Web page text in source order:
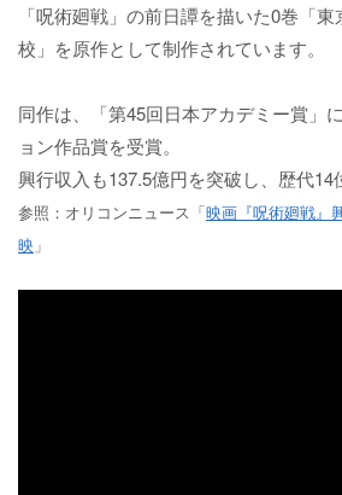
「呪術廻戦」の前日譚を描いた0巻「
校」を原作として制作されています。
同作は、「第45回日本アカデミー賞」
ョン作品賞を受賞。
興行収入も137.5億円を突破し、歴代14
参照：オリコンニュース「映画『呪術廻戦』
映 」